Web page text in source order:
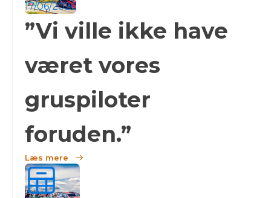
17/06/2026
”Vi ville ikke have
været vores
gruspiloter
foruden.”
Læs mere